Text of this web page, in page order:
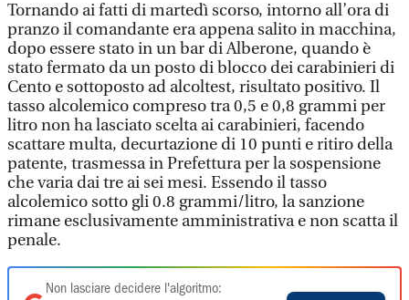
Tornando ai fatti di martedì scorso, intorno all’ora di
pranzo il comandante era appena salito in macchina,
dopo essere stato in un bar di Alberone, quando è
stato fermato da un posto di blocco dei carabinieri di
Cento e sottoposto ad alcoltest, risultato positivo. Il
tasso alcolemico compreso tra 0,5 e 0,8 grammi per
litro non ha lasciato scelta ai carabinieri, facendo
scattare multa, decurtazione di 10 punti e ritiro della
patente, trasmessa in Prefettura per la sospensione
che varia dai tre ai sei mesi. Essendo il tasso
alcolemico sotto gli 0.8 grammi/litro, la sanzione
rimane esclusivamente amministrativa e non scatta il
penale.
Non lasciare decidere l'algoritmo: